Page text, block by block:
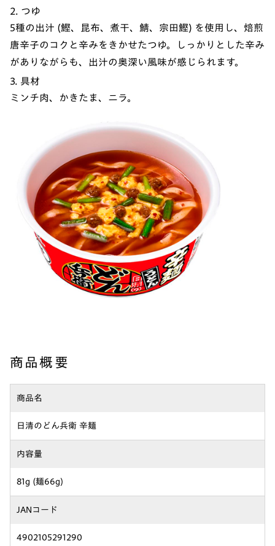
2. つゆ
5種の出汁 (鰹、昆布、煮干、鯖、宗田鰹) を使用し、焙煎
唐辛子のコクと辛みをきかせたつゆ。しっかりとした辛み
がありながらも、出汁の奥深い風味が感じられます。
3. 具材
ミンチ肉、かきたま、ニラ。
商品概要
商品名
日清のどん兵衛 辛麺
内容量
81g (麺66g)
JANコード
4902105291290